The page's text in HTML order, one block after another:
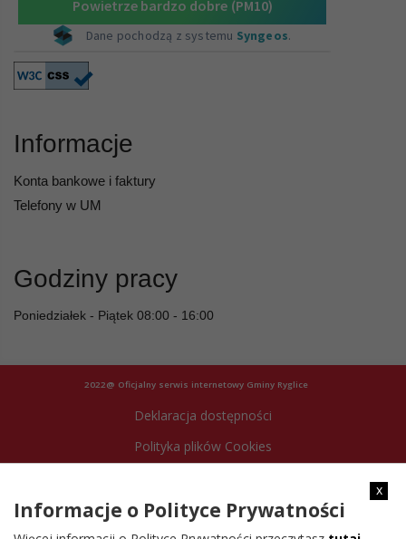
Informacje
Konta bankowe i faktury
Telefony w UM
Godziny pracy
Poniedziałek - Piątek 08:00 - 16:00
2022@ Oficjalny serwis internetowy Gminy Ryglice
Deklaracja dostępności
Polityka plików Cookies
x
Informacje o Polityce Prywatności